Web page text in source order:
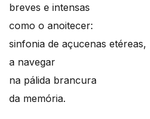
breves e intensas
como o anoitecer:
sinfonia de açucenas etéreas,
a navegar
na pálida brancura
da memória.